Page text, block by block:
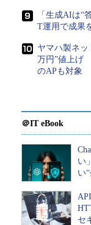
「生成AIは
T運用で成果
ヤマハ製ネッ
万円”値上げ
のAPも対象
＠IT eBook
い
い
セ